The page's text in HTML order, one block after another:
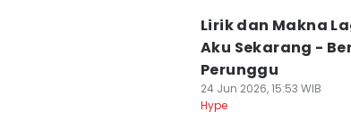
Lirik dan Makna
Aku Sekarang -
Perunggu
24 Jun 2026, 15:53 WIB
Hype